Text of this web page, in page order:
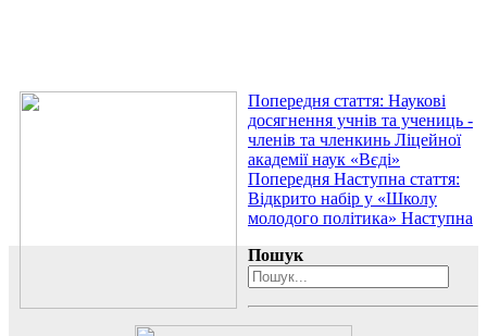
Попередня стаття: Наукові
досягнення учнів та учениць -
членів та членкинь Ліцейної
академії наук «Вєді»
Попередня Наступна стаття:
Відкрито набір у «Школу
молодого політика» Наступна
Пошук